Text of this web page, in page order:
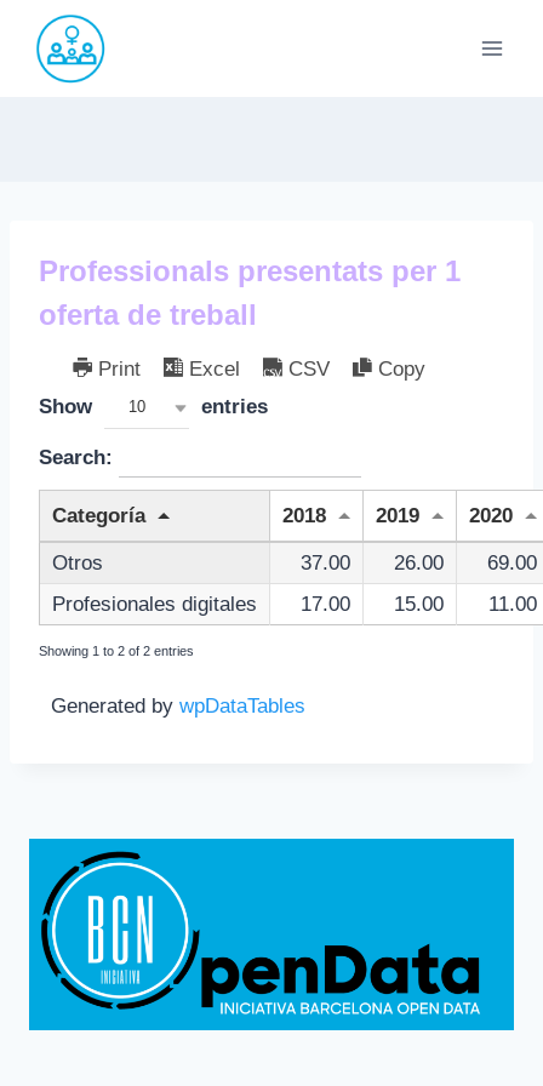
Saltar
contenido
Professionals presentats per 1
oferta de treball
Print Excel CSV
Copy
Show
10 entries
Search:
Categoría 2018 2019 2020
Otros 37.00 26.00
69.00
Profesionales digitales
17.00 15.00 11.00
Showing 1 to 2 of 2 entries
Generated by wpDataTables